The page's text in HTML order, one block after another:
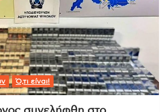
Ό,τι είναι!